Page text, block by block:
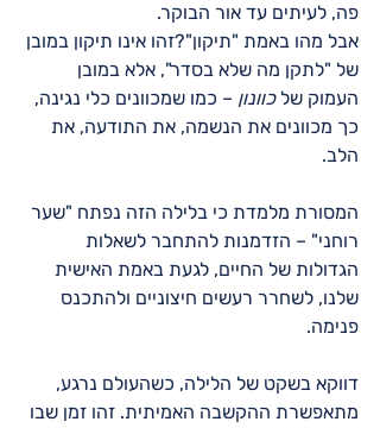
פה, לעיתים עד אור הבוקר.
אבל מהו באמת "תיקון"?זהו אינו תיקון במובן
של "לתקן מה שלא בסדר", אלא במובן
העמוק של כוונון – כמו שמכוונים כלי נגינה,
כך מכוונים את הנשמה, את התודעה, את
הלב.
המסורת מלמדת כי בלילה הזה נפתח "שער
רוחני" – הזדמנות להתחבר לשאלות
הגדולות של החיים, לגעת באמת האישית
שלנו, לשחרר רעשים חיצוניים ולהתכנס
פנימה.
דווקא בשקט של הלילה, כשהעולם נרגע,
מתאפשרת ההקשבה האמיתית. זהו זמן שבו